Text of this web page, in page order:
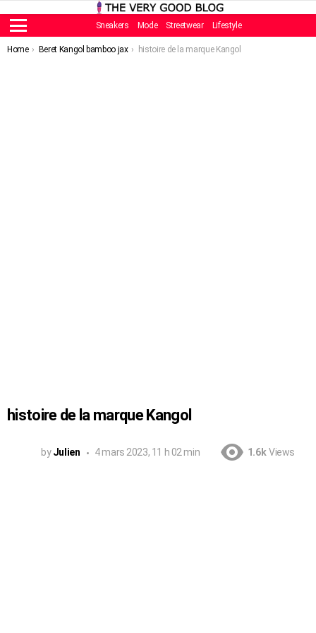
Menu
Sneakers Mode Streetwear Lifestyle
You are here:
Home Beret Kangol bamboo jax histoire de la marque Kangol
histoire de la marque Kangol
by Julien 4 mars 2023, 11 h 02 min 1.6k Views